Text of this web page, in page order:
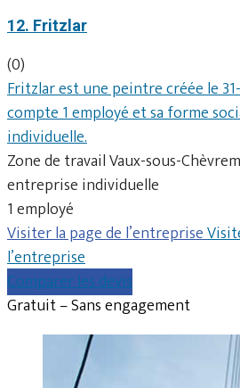
12. Fritzlar
(0)
Fritzlar est une peintre créée le
compte 1 employé et sa forme
individuelle.
Zone de travail Vaux-sous-
entreprise individuelle
1 employé
Visiter la page de l’entreprise
l’entreprise
Comparer les devis
Gratuit – Sans engagement